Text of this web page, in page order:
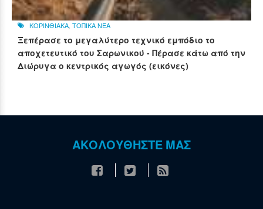
ΚΟΡΙΝΘΙΑΚΑ ΤΟΠΙΚΑ ΝΕΑ
Ξεπέρασε το μεγαλύτερο τεχνικό εμπόδιο το
αποχετευτικό του Σαρωνικού - Πέρασε κάτω από την
Διώρυγα ο κεντρικός αγωγός (εικόνες)
ΑΚΟΛΟΥΘΗΣΤΕ ΜΑΣ